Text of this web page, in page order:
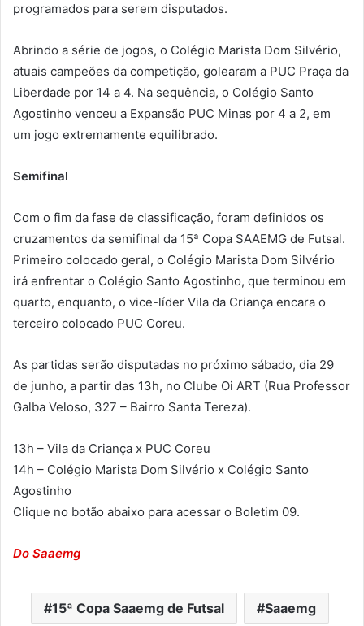
programados para serem disputados.
Abrindo a série de jogos, o Colégio Marista Dom Silvério,
atuais campeões da competição, golearam a PUC Praça da
Liberdade por 14 a 4. Na sequência, o Colégio Santo
Agostinho venceu a Expansão PUC Minas por 4 a 2, em
um jogo extremamente equilibrado.
Semifinal
Com o fim da fase de classificação, foram definidos os
cruzamentos da semifinal da 15ª Copa SAAEMG de Futsal.
Primeiro colocado geral, o Colégio Marista Dom Silvério
irá enfrentar o Colégio Santo Agostinho, que terminou em
quarto, enquanto, o vice-líder Vila da Criança encara o
terceiro colocado PUC Coreu.
As partidas serão disputadas no próximo sábado, dia 29
de junho, a partir das 13h, no Clube Oi ART (Rua Professor
Galba Veloso, 327 – Bairro Santa Tereza).
13h – Vila da Criança x PUC Coreu
14h – Colégio Marista Dom Silvério x Colégio Santo
Agostinho
Clique no botão abaixo para acessar o Boletim 09.
Do Saaemg
15ª Copa Saaemg de Futsal Saaemg